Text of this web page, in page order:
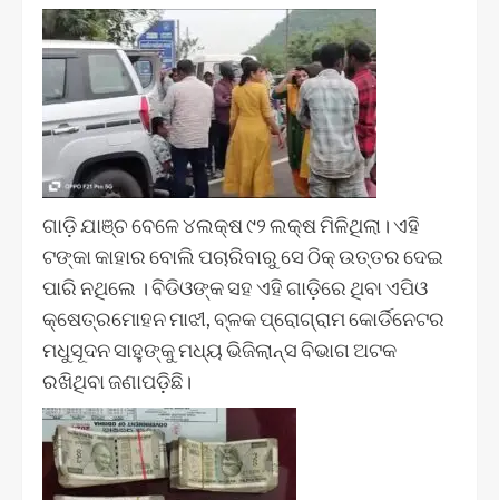
ଗାଡ଼ି ଯାଞ୍ଚ ବେଳେ ୪ଲକ୍ଷ ୯୨ ଲକ୍ଷ ମିଳିଥିଲା। ଏହି
ଟଙ୍କା କାହାର ବୋଲି ପଚାରିବାରୁ ସେ ଠିକ୍ ଉତ୍ତର ଦେଇ
ପାରି ନଥିଲେ । ବିଡିଓଙ୍କ ସହ ଏହି ଗାଡ଼ିରେ ଥିବା ଏପିଓ
କ୍ଷେତ୍ରମୋହନ ମାଝୀ, ବ୍ଳକ ପ୍ରୋଗ୍ରାମ କୋର୍ଡିନେଟର
ମଧୁସୂଦନ ସାହୁଙ୍କୁ ମଧ୍ୟ ଭିଜିଲାନ୍ସ ବିଭାଗ ଅଟକ
ରଖିଥିବା ଜଣାପଡ଼ିଛି।